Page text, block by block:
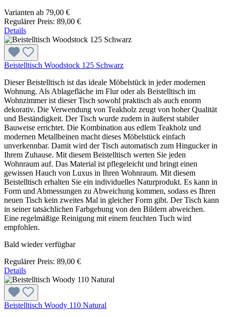
Varianten ab 79,00 €
Regulärer Preis: 89,00 €
Details
Beistelltisch Woodstock 125 Schwarz
Dieser Beistelltisch ist das ideale Möbelstück in jeder modernen
Wohnung. Als Ablagefläche im Flur oder als Beistelltisch im
Wohnzimmer ist dieser Tisch sowohl praktisch als auch enorm
dekorativ. Die Verwendung von Teakholz zeugt von hoher Qualität
und Beständigkeit. Der Tisch wurde zudem in äußerst stabiler
Bauweise errichtet. Die Kombination aus edlem Teakholz und
modernen Metallbeinen macht dieses Möbelstück einfach
unverkennbar. Damit wird der Tisch automatisch zum Hingucker in
Ihrem Zuhause. Mit diesem Beistelltisch werten Sie jeden
Wohnraum auf. Das Material ist pflegeleicht und bringt einen
gewissen Hauch von Luxus in Ihren Wohnraum. Mit diesem
Beistelltisch erhalten Sie ein individuelles Naturprodukt. Es kann in
Form und Abmessungen zu Abweichung kommen, sodass es Ihren
neuen Tisch kein zweites Mal in gleicher Form gibt. Der Tisch kann
in seiner tatsächlichen Farbgebung von den Bildern abweichen.
Eine regelmäßige Reinigung mit einem feuchten Tuch wird
empfohlen.
Bald wieder verfügbar
Regulärer Preis: 89,00 €
Details
Beistelltisch Woody 110 Natural